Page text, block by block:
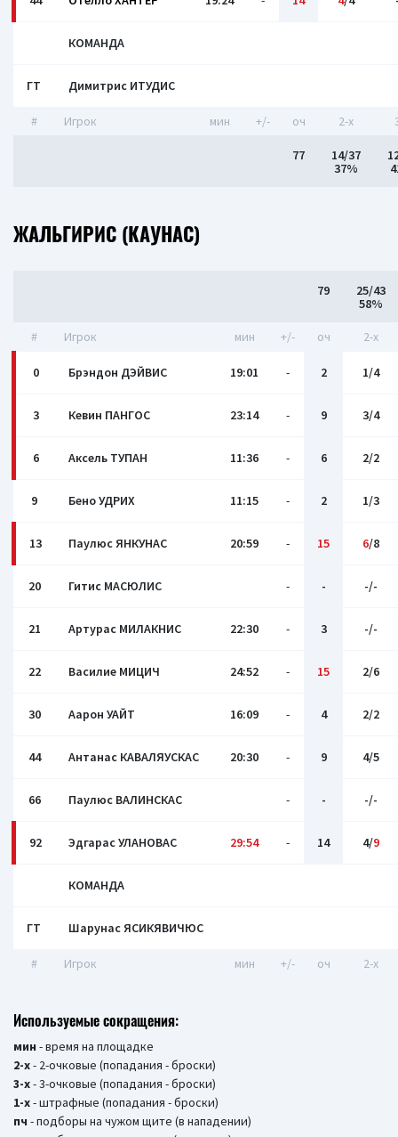
КОМАНДА
ГТ Димитрис ИТУДИС
# Игрок мин +/- оч 2-x
77
14/37
37%
ЖАЛЬГИРИС (КАУНАС)
79
25/43
58%
# Игрок мин +/- оч 2-x
0 Брэндон ДЭЙВИС 19:01 - 2 1/4
3 Кевин ПАНГОС 23:14 - 9 3/4
6 Аксель ТУПАН 11:36 - 6 2/2
9 Бено УДРИХ 11:15 - 2 1/3
13 Паулюс ЯНКУНАС 20:59 - 15 6/8
20 Гитис МАСЮЛИС - - -/-
21 Артурас МИЛАКНИС 22:30 - 3 -/-
22 Василие МИЦИЧ 24:52 - 15 2/6
30 Аарон УАЙТ 16:09 - 4 2/2
44 Антанас КАВАЛЯУСКАС 20:30 - 9 4/5
66 Паулюс ВАЛИНСКАС - - -/-
92 Эдгарас УЛАНОВАС 29:54 - 14 4/9
КОМАНДА
ГТ Шарунас ЯСИКЯВИЧЮС
# Игрок мин +/- оч 2-x
Используемые сокращения:
мин - время на площадке
2-х- 2-очковые (попадания - броски)
3-х- 3-очковые (попадания - броски)
1-х- штрафные (попадания - броски)
пч - подборы на чужом щите (в нападении)